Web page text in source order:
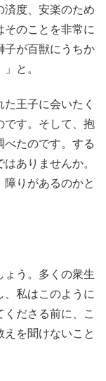
度、安楽のため
そのことを非常に
子が百獣にうちか
と。
王子に会いたく
です。そして、抱
べたのです。する
ありませんか。
りがあるのかと
う。多くの衆生
、私はこのように
ださる前に、こ
を聞けないこと